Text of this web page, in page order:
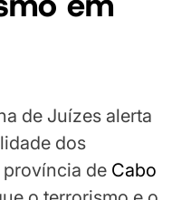
de Juízes alerta
dos
de Cabo